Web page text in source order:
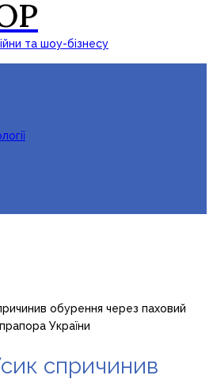
та шоу-бізнесу
обурення через паховий
України
спричинив